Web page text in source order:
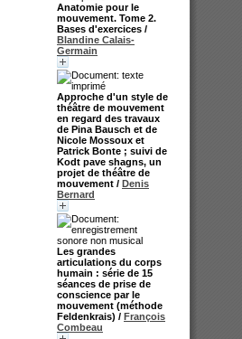
Anatomie pour le
mouvement. Tome 2.
Bases d'exercices /
Blandine Calais-
Germain
Approche d'un style de
théâtre de mouvement
en regard des travaux
de Pina Bausch et de
Nicole Mossoux et
Patrick Bonte ; suivi de
Kodt pave shagns, un
projet de théâtre de
mouvement / Denis
Bernard
Les grandes
articulations du corps
humain : série de 15
séances de prise de
conscience par le
mouvement (méthode
Feldenkrais) / François
Combeau